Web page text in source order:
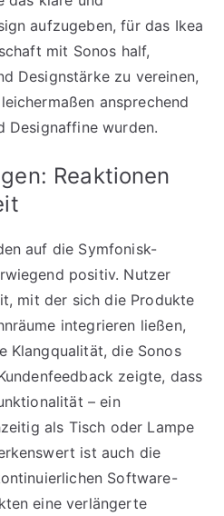
aufzugeben, für das Ikea
mit Sonos half,
Designstärke zu vereinen,
ansprechend
Designaffine wurden.
Reaktionen
auf die Symfonisk-
positiv. Nutzer
mit der sich die Produkte
integrieren ließen,
Klangqualität, die Sonos
zeigte, dass
– ein
als Tisch oder Lampe
ist auch die
Software-
eine verlängerte